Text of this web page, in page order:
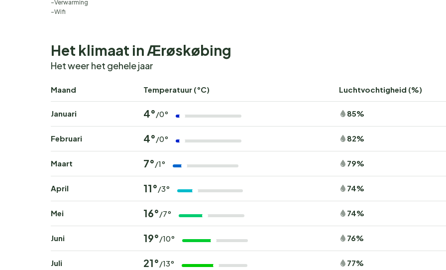
Verwarming
Wifi
Het klimaat in Ærøskøbing
Het weer het gehele jaar
Maand Temperatuur (°C) Luchtvochtigheid (%)
Januari 4° /0° 85%
Februari 4° /0° 82%
Maart 7° /1° 79%
April 11° /3° 74%
Mei 16° /7° 74%
Juni 19° /10° 76%
Juli 21° /13° 77%